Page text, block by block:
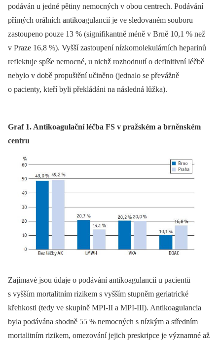
podáván u jedné pětiny nemocných v obou centrech. Podávání
přímých orálních antikoagulancií je ve sledovaném souboru
zastoupeno pouze 13 % (signifikantně méně v Brně 10,1 % než
v Praze 16,8 %). Vyšší zastoupení nízkomolekulárních heparinů
reflektuje spíše nemocné, u nichž rozhodnutí o definitivní léčbě
nebylo v době propuštění učiněno (jednalo se převážně
o pacienty, kteří byli překládáni na následná lůžka).
Graf 1. Antikoagulační léčba FS v pražském a brněnském
centru
Zajímavé jsou údaje o podávání antikoagulancií u pacientů
s vyšším mortalitním rizikem s vyšším stupněm geriatrické
křehkosti (tedy ve skupině MPI-II a MPI-III). Antikoagulancia
byla podávána shodně 55 % nemocných s nízkým a středním
mortalitním rizikem, omezování jejich preskripce je významné až